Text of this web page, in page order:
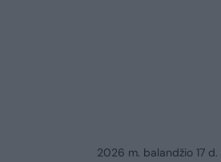
2026 m. balandžio 17 d.